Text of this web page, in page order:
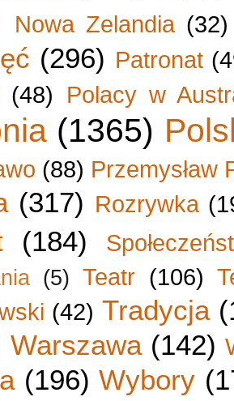
Nowa Zelandia (32)
(296) Patronat
(48) Polacy w
(1365)
(88) Przemysław
(317) Rozrywka
(184)
(5) Teatr (106)
(42) Tradycja
Warszawa (142)
(196) Wybory